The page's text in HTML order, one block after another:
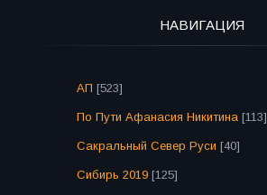
НАВИГАЦИЯ
АП [523]
По Пути Афанасия Никитина [113]
Сакральный Север Руси [40]
Сибирь 2019 [125]